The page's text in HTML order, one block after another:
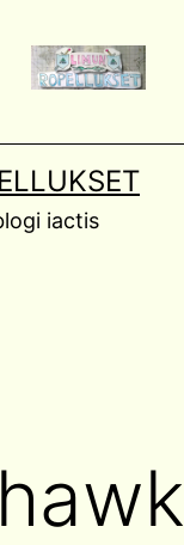
iactis